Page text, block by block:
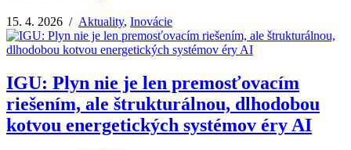
15. 4. 2026 / Aktuality, Inovácie
IGU: Plyn nie je len premosťovacím
riešením, ale štrukturálnou, dlhodobou
kotvou energetických systémov éry AI